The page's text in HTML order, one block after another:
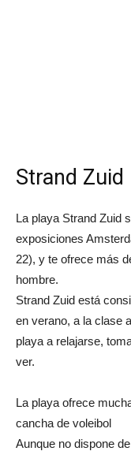
Strand Zuid
La playa Strand Zuid
exposiciones
22), y te ofrece más
hombre.
Strand Zuid está
en verano, a la clase
playa a relajarse,
ver.
La playa ofrece
cancha de voleibol
Aunque no dispone